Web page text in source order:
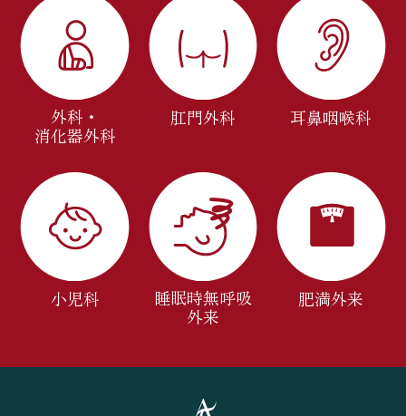
外科・
消化器外科
肛門外科 耳鼻咽喉科
小児科
睡眠時無呼吸
外来
肥満外来